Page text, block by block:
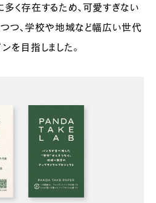
く存在するため、可愛すぎない
つ、学校や地域など幅広い世代
を目指しました。